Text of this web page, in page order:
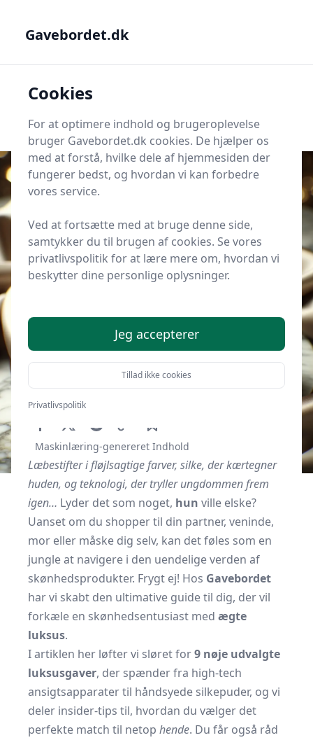
Søg
9 luksusgaver til hende, der elsker
skønhed
Af Gavebordet.dk
Maskinlæring-genereret Indhold
Læbestifter i fløjlsagtige farver, silke, der kærtegner
huden, og teknologi, der tryller ungdommen frem
igen… Lyder det som noget, hun ville elske?
Uanset om du shopper til din partner, veninde,
mor eller måske dig selv, kan det føles som en
jungle at navigere i den uendelige verden af
skønhedsprodukter. Frygt ej! Hos Gavebordet
har vi skabt den ultimative guide til dig, der vil
forkæle en skønhedsentusiast med ægte
luksus.
I artiklen her løfter vi sløret for9 nøje udvalgte
luksusgaver, der spænder fra high-tech
ansigtsapparater til håndsyede silkepuder, og vi
deler insider-tips til, hvordan du vælger det
perfekte match til netop hende. Du får også råd
Gavebordet.dk
Cookies
For at optimere indhold og brugeroplevelse
bruger Gavebordet.dk cookies. De hjælper os
med at forstå, hvilke dele af hjemmesiden der
fungerer bedst, og hvordan vi kan forbedre
vores service.
Ved at fortsætte med at bruge denne side,
samtykker du til brugen af cookies. Se vores
privatlivspolitik for at lære mere om, hvordan vi
beskytter dine personlige oplysninger.
Jeg accepterer
Tillad ikke cookies
Privatlivspolitik